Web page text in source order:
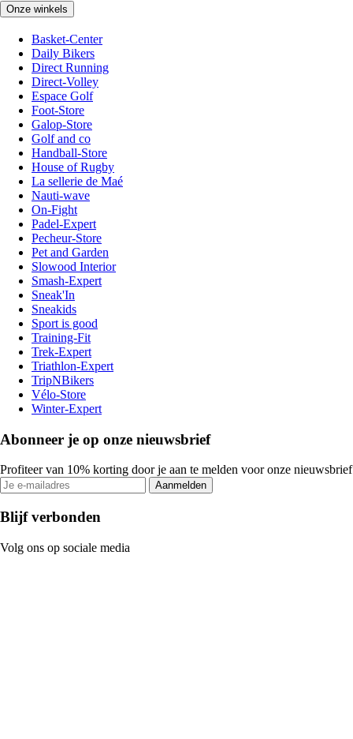
Onze winkels
Basket-Center
Daily Bikers
Direct Running
Direct-Volley
Espace Golf
Foot-Store
Galop-Store
Golf and co
Handball-Store
House of Rugby
La sellerie de Maé
Nauti-wave
On-Fight
Padel-Expert
Pecheur-Store
Pet and Garden
Slowood Interior
Smash-Expert
Sneak'In
Sneakids
Sport is good
Training-Fit
Trek-Expert
Triathlon-Expert
TripNBikers
Vélo-Store
Winter-Expert
Abonneer je op onze nieuwsbrief
Profiteer van 10% korting door je aan te melden voor onze nieuwsbrief
Aanmelden
Blijf verbonden
Volg ons op sociale media